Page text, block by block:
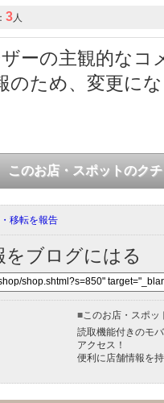
3 人
ーの主観的なコ
のため、変更に
このお店・スポットのク
移転を報告
をブログにはる
■ このお店・スポ
読取機能付きのモ
アクセス！
便利に店舗情報を